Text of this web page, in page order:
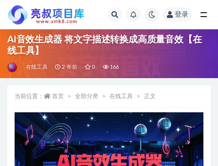
登录
AI音效生成器 将文字描述转换成高质量音效【在
线工具】
在线工具 2 年前 0 166
当前位置： 首页 全部分类 在线工具 正文